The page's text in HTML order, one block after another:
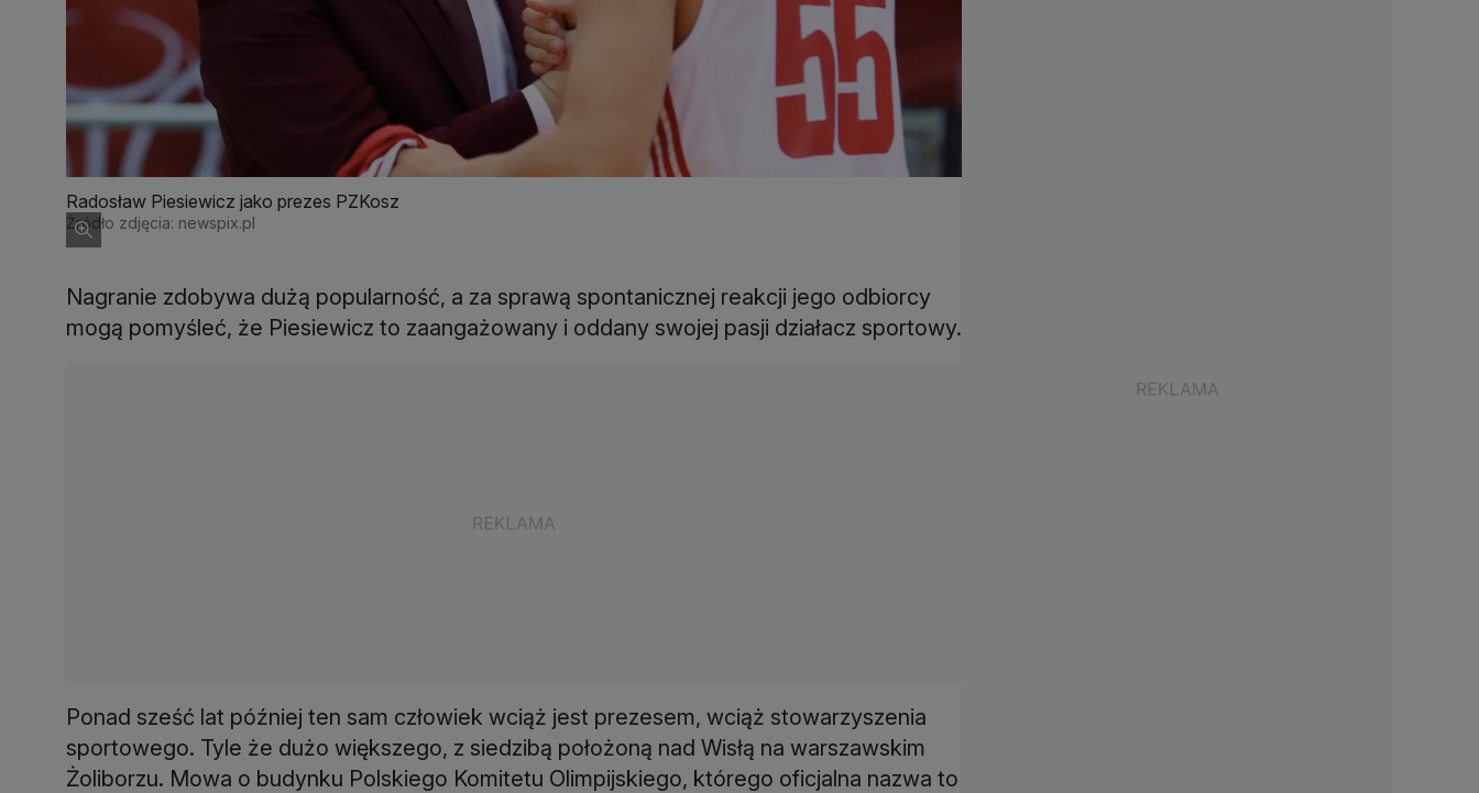
Radosław Piesiewicz jako prezes PZKosz
Źródło zdjęcia: newspix.pl
Nagranie zdobywa dużą popularność, a za sprawą spontanicznej reakcji jego odbiorcy
mogą pomyśleć, że Piesiewicz to zaangażowany i oddany swojej pasji działacz sportowy.
Ponad sześć lat później ten sam człowiek wciąż jest prezesem, wciąż stowarzyszenia
sportowego. Tyle że dużo większego, z siedzibą położoną nad Wisłą na warszawskim
Żoliborzu. Mowa o budynku Polskiego Komitetu Olimpijskiego, którego oficjalna nazwa to